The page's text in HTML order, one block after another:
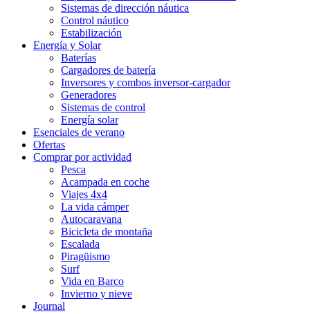
Sistemas de dirección náutica
Control náutico
Estabilización
Energía y Solar
Baterías
Cargadores de batería
Inversores y combos inversor-cargador
Generadores
Sistemas de control
Energía solar
Esenciales de verano
Ofertas
Comprar por actividad
Pesca
Acampada en coche
Viajes 4x4
La vida cámper
Autocaravana
Bicicleta de montaña
Escalada
Piragüismo
Surf
Vida en Barco
Invierno y nieve
Journal